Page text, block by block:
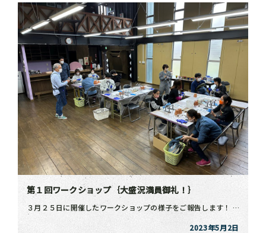
第１回ワークショップ｛大盛況満員御礼！｝
３月２５日に開催したワークショップの様子をご報告します！ 当初予定していた以上のご予約をいただき、記 […]
2023年5月2日